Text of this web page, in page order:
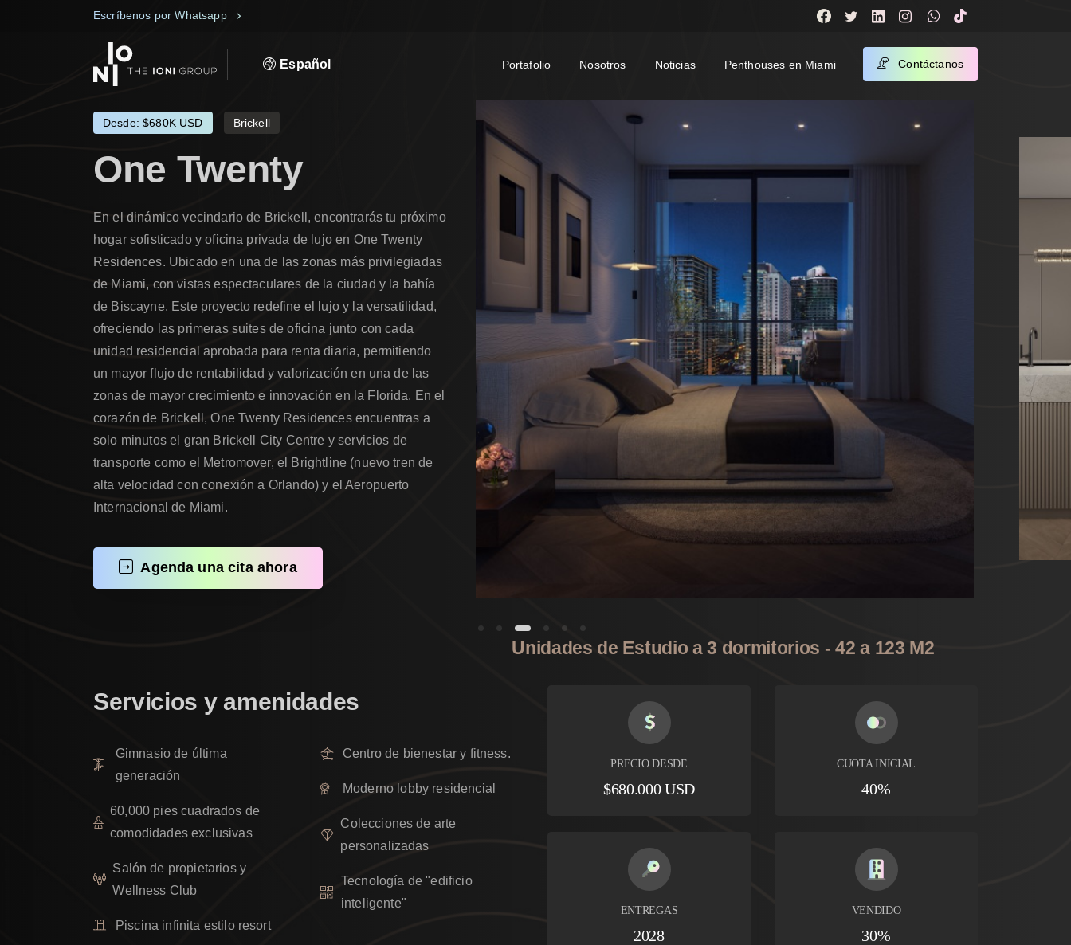
Escríbenos por Whatsapp
Español Portafolio Nosotros Noticias Penthouses en Miami Contáctanos
Desde: $680K USD Brickell
One Twenty
En el dinámico vecindario de Brickell, encontrarás tu próximo
hogar sofisticado y oficina privada de lujo en One Twenty
Residences. Ubicado en una de las zonas más privilegiadas
de Miami, con vistas espectaculares de la ciudad y la bahía
de Biscayne. Este proyecto redefine el lujo y la versatilidad,
ofreciendo las primeras suites de oficina junto con cada
unidad residencial aprobada para renta diaria, permitiendo
un mayor flujo de rentabilidad y valorización en una de las
zonas de mayor crecimiento e innovación en la Florida. En el
corazón de Brickell, One Twenty Residences encuentras a
solo minutos el gran Brickell City Centre y servicios de
transporte como el Metromover, el Brightline (nuevo tren de
alta velocidad con conexión a Orlando) y el Aeropuerto
Internacional de Miami.
Agenda una cita ahora
Unidades de Estudio a 3 dormitorios - 42 a 123 M2
Servicios y amenidades
Gimnasio de última
generación
60,000 pies cuadrados de
comodidades exclusivas
Salón de propietarios y
Wellness Club
Piscina infinita estilo resort
Centro de bienestar y fitness.
Moderno lobby residencial
Colecciones de arte
personalizadas
Tecnología de "edificio
inteligente"
PRECIO DESDE
$680.000 USD
ENTREGAS
2028
CUOTA INICIAL
40%
VENDIDO
30%